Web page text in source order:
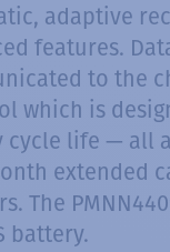
adaptive
features.
to the
which is
cycle life — all
extended
The
battery.